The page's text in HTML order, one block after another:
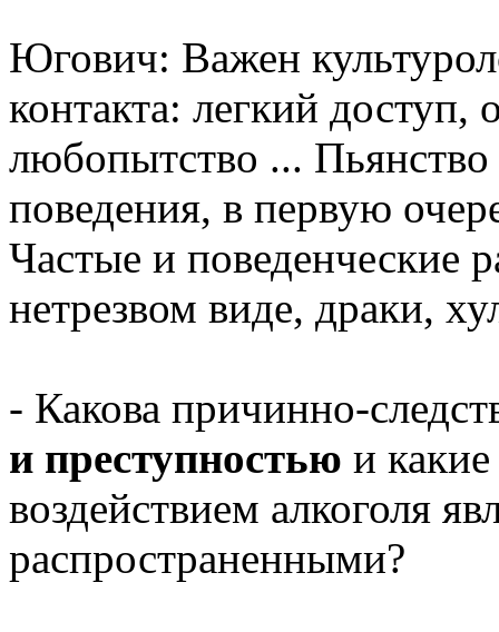
Югович: Важен
контакта: легкий
любопытство ...
поведения, в первую
Частые и поведенческие
нетрезвом виде, драки,
- Какова причинно-
и преступностью и
воздействием алкоголя
распространенными?